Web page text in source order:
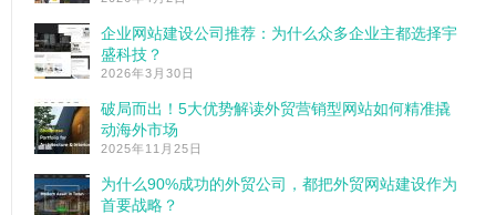
企业网站建设公司推荐：为什么众多企业主都选择宇
盛科技？
2026年3月30日
破局而出！5大优势解读外贸营销型网站如何精准撬
动海外市场
2025年11月25日
为什么90%成功的外贸公司，都把外贸网站建设作为
首要战略？